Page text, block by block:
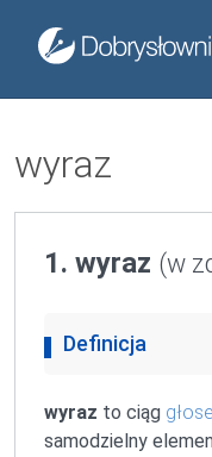
wyraz
1. wyraz (w
Definicja
wyraz to ciąg
samodzielny